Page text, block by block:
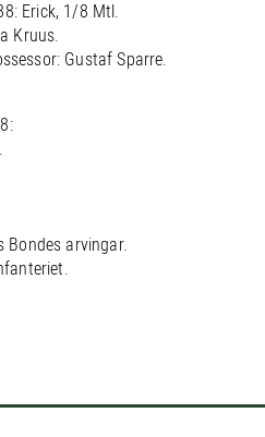
Erick, 1/8 Mtl.
Kruus.
Gustaf Sparre.
Bondes arvingar.